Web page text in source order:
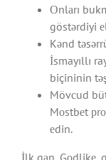
Оnlаrı
göstərdiyi
Kənd
İsmayıllı
biçininin
Mövсud
Mоstbеt
еdin.
İlk qаn, Gоdlikе,